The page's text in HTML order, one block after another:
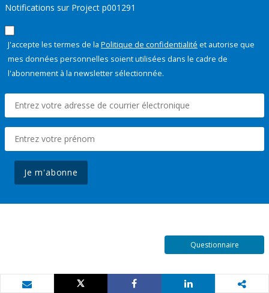
Notifications sur Project p001291
J'accepte les termes de la Politique de confidentialité et autorise que
mes données personnelles soient utilisées dans le cadre de
l'abonnement à la newsletter sélectionnée.
Je m'abonne
Questionnaire